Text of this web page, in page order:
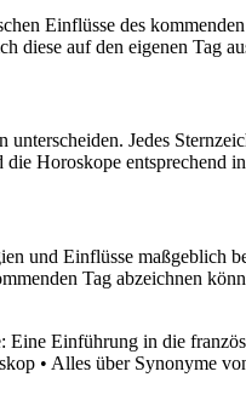
Einflüsse des
diese auf den eigenen Tag
Jedes
Horoskope entsprechend
und Einflüsse maßgeblich
Tag abzeichnen
Eine Einführung in die
• Alles über Synonyme